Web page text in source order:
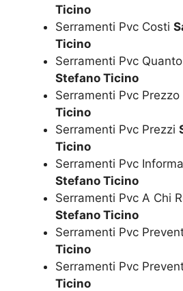
Ticino
Serramenti Pvc Costi
Ticino
Serramenti Pvc
Stefano Ticino
Serramenti Pvc Prezzo
Ticino
Serramenti Pvc Prezzi
Ticino
Serramenti Pvc
Stefano Ticino
Serramenti Pvc A Chi
Stefano Ticino
Serramenti Pvc
Ticino
Serramenti Pvc
Ticino